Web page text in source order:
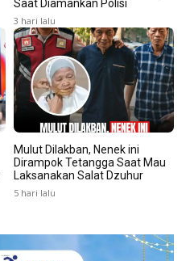
Saat Diamankan Polisi
3 hari lalu
Mulut Dilakban, Nenek ini
Dirampok Tetangga Saat Mau
Laksanakan Salat Dzuhur
5 hari lalu